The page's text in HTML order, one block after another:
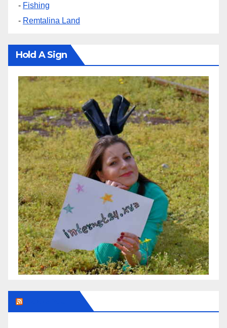
- Fishing
- Remtalina Land
Hold A Sign